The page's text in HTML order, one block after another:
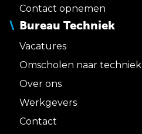
Contact opnemen
Bureau Techniek
Vacatures
Omscholen naar techniek
Over ons
Werkgevers
Contact